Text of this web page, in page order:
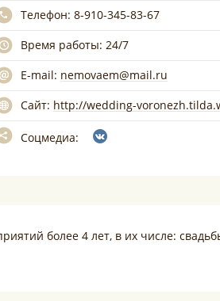
Телефон: 8-910-345-83-67
Время работы: 24/7
E-mail: nemovaem@mail.ru
Сайт: http://wedding-
Соцмедиа:
более 4 лет, в их числе: